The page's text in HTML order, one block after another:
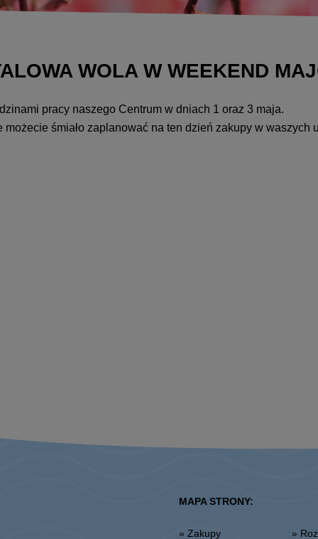
WOLA W WEEKEND
pracy naszego Centrum w dniach 1 oraz 3 maja.
śmiało zaplanować na ten dzień zakupy w waszych
MAPA STRONY:
» Zakupy »